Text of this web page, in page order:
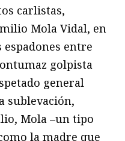
carlistas,
Mola Vidal, en
entre
golpista
general
sublevación,
Mola –un tipo
la madre que